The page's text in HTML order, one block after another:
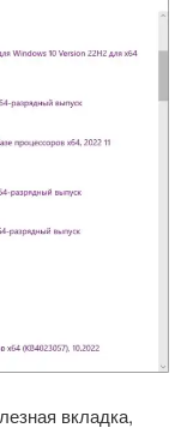
вкладка,